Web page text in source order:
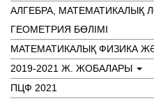
АЛГЕБРА, МАТЕМАТИКАЛЫҚ
ГЕОМЕТРИЯ БӨЛІМІ
МАТЕМАТИКАЛЫҚ ФИЗИКА
2019-2021 Ж. ЖОБАЛАРЫ
ПЦФ 2021